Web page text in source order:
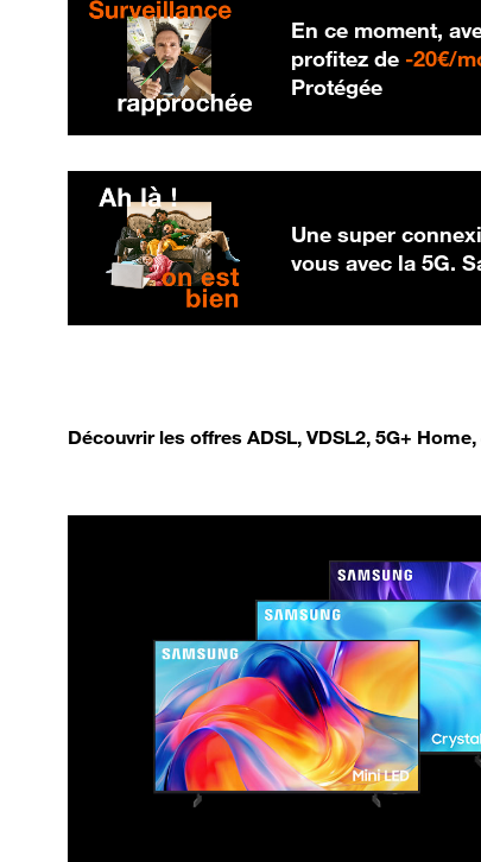
En ce moment,
profitez de -20€/
Protégée
Une super
vous avec la 5G.
Découvrir les offres ADSL, VDSL2, 5G+